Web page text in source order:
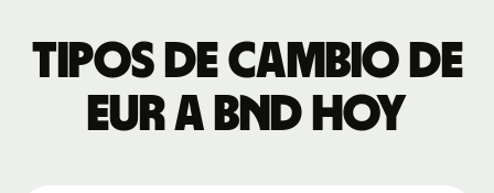
Tipos de cambio de
EUR a BND hoy